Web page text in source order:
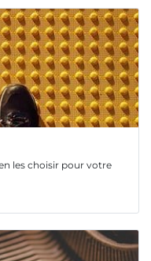
les choisir pour votre